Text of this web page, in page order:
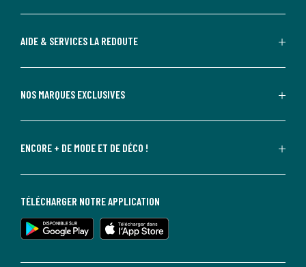
AIDE & SERVICES LA REDOUTE
NOS MARQUES EXCLUSIVES
ENCORE + DE MODE ET DE DÉCO !
TÉLÉCHARGER NOTRE APPLICATION